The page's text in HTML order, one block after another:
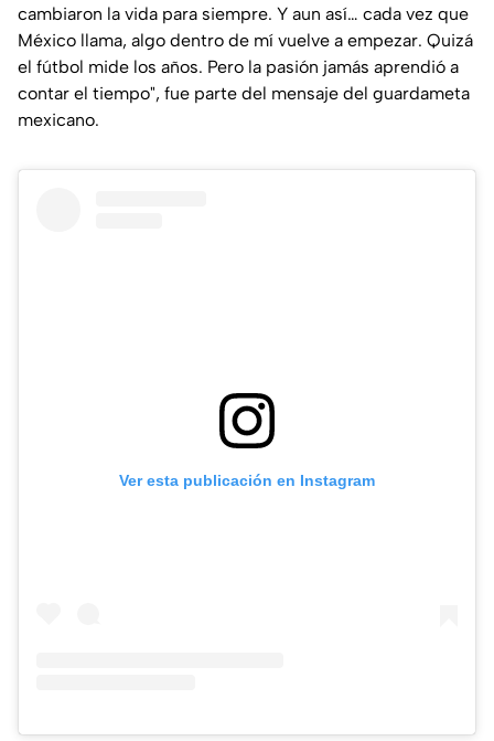
cambiaron la vida para siempre. Y aun así… cada vez que
México llama, algo dentro de mí vuelve a empezar. Quizá
el fútbol mide los años. Pero la pasión jamás aprendió a
contar el tiempo", fue parte del mensaje del guardameta
mexicano.
Ver esta publicación en Instagram